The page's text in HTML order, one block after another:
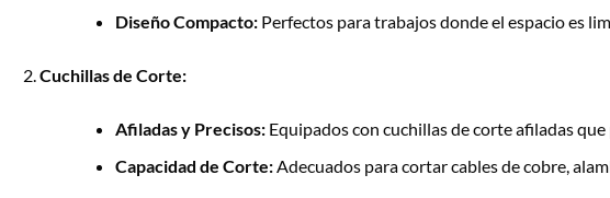
Diseño Compacto:Perfectos para trabajos donde el espacio es
Cuchillas de Corte:
Afiladas y Precisos:Equipados con cuchillas de corte afiladas
Capacidad de Corte:Adecuados para cortar cables de cobre,